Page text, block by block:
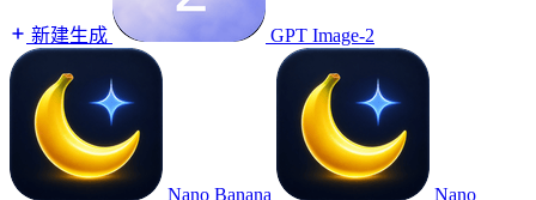
新建生成 GPT Image-2
Nano Banana Nano